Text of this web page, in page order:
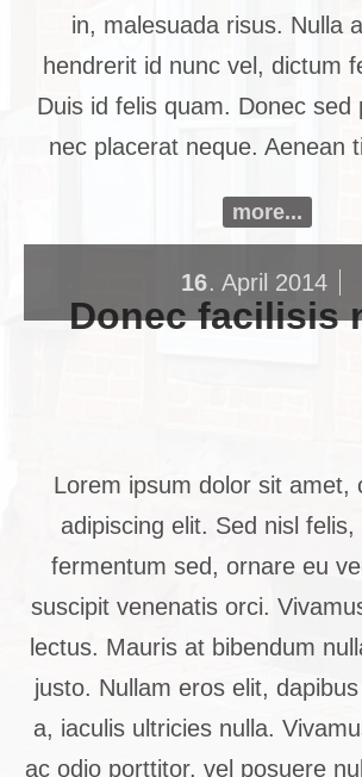
in, malesuada risus. Nulla
hendrerit id nunc vel, dictum
Duis id felis quam. Donec sed
nec placerat neque. Aenean
more...
Donec facilisis
16 . April 2014
Lorem ipsum dolor sit amet,
adipiscing elit. Sed nisl felis,
fermentum sed, ornare eu
suscipit venenatis orci.
lectus. Mauris at bibendum
justo. Nullam eros elit,
a, iaculis ultricies nulla.
ac odio porttitor, vel posuere